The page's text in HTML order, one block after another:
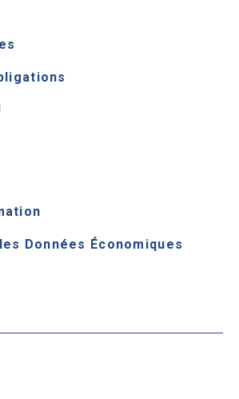
Données Économiques